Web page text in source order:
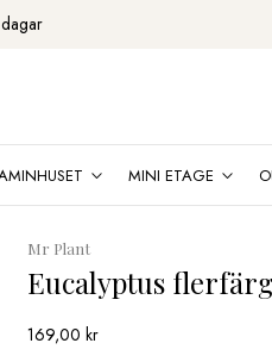
MINI ETAGE
Mr Plant
Eucalyptus
169,00kr